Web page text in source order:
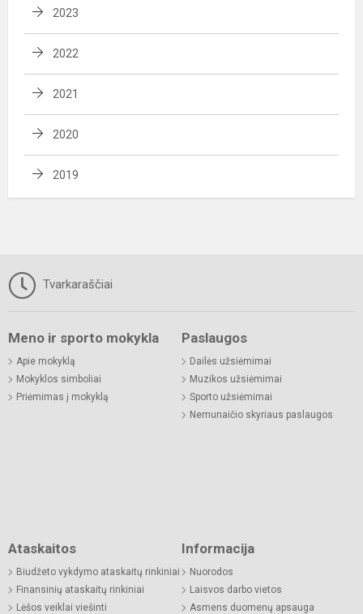
2023
2022
2021
2020
2019
Tvarkaraščiai
Meno ir sporto mokykla
Apie mokyklą
Mokyklos simboliai
Priėmimas į mokyklą
Paslaugos
Dailės užsiėmimai
Muzikos užsiėmimai
Sporto užsiėmimai
Nemunaičio skyriaus paslaugos
Ataskaitos
Biudžeto vykdymo ataskaitų rinkiniai
Finansinių ataskaitų rinkiniai
Lėšos veiklai viešinti
Informacija
Nuorodos
Laisvos darbo vietos
Asmens duomenų apsauga